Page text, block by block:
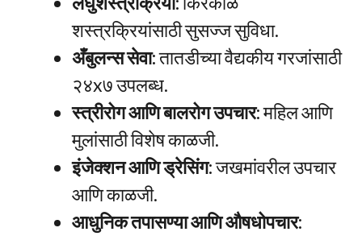
शस्त्रक्रियांसाठी सुसज्ज सुविधा.
अँबुलन्स सेवा:तातडीच्या वैद्यकीय गरजांसाठी
२४x७ उपलब्ध.
स्त्रीरोग आणि बालरोग उपचार:महिल आणि
मुलांसाठी विशेष काळजी.
इंजेक्शन आणि ड्रेसिंग:जखमांवरील उपचार
आणि काळजी.
आधुनिक तपासण्या आणि औषधोपचार: